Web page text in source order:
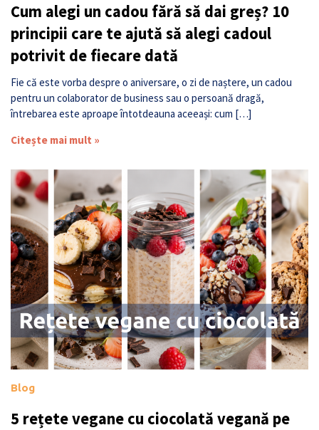
Cum alegi un cadou fără să dai greș? 10
principii care te ajută să alegi cadoul
potrivit de fiecare dată
Fie că este vorba despre o aniversare, o zi de naștere, un cadou
pentru un colaborator de business sau o persoană dragă,
întrebarea este aproape întotdeauna aceeași: cum […]
Citește mai mult »
Blog
5 rețete vegane cu ciocolată vegană pe